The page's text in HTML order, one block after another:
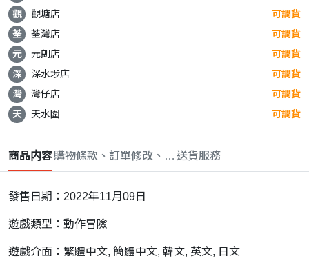
觀
觀塘店
可調貨
荃
荃灣店
可調貨
元
元朗店
可調貨
深
深水埗店
可調貨
灣
灣仔店
可調貨
天
天水圍 可調貨
商品内容購物條款、訂單修改、取消與退款政策
送貨服務
發售日期：2022年11月09日
遊戲類型：動作冒險
遊戲介面：繁體中文, 簡體中文, 韓文, 英文, 日文